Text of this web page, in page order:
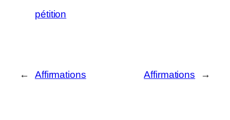
pétition
← Affirmations Affirmations →